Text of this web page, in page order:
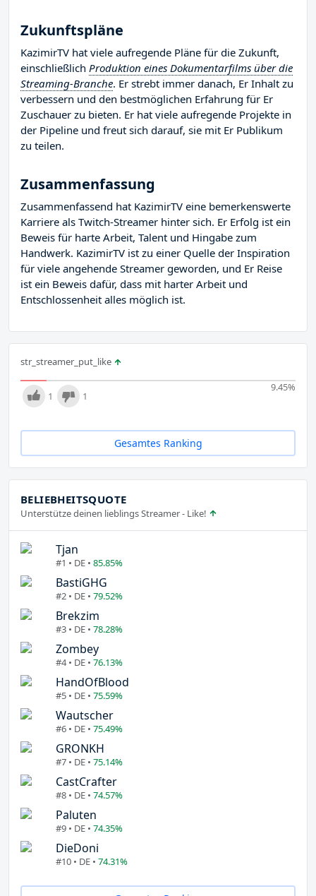
Zukunftspläne
KazimirTV hat viele aufregende Pläne für die Zukunft,
einschließlich Produktion eines Dokumentarfilms über die
Streaming-Branche. Er strebt immer danach, Er Inhalt zu
verbessern und den bestmöglichen Erfahrung für Er
Zuschauer zu bieten. Er hat viele aufregende Projekte in
der Pipeline und freut sich darauf, sie mit Er Publikum
zu teilen.
Zusammenfassung
Zusammenfassend hat KazimirTV eine bemerkenswerte
Karriere als Twitch-Streamer hinter sich. Er Erfolg ist ein
Beweis für harte Arbeit, Talent und Hingabe zum
Handwerk. KazimirTV ist zu einer Quelle der Inspiration
für viele angehende Streamer geworden, und Er Reise
ist ein Beweis dafür, dass mit harter Arbeit und
Entschlossenheit alles möglich ist.
str_streamer_put_like
9.45%
1 1
Gesamtes Ranking
BELIEBHEITSQUOTE
Unterstütze deinen lieblings Streamer - Like!
Tjan
#1 • DE • 85.85%
BastiGHG
#2 • DE • 79.52%
Brekzim
#3 • DE • 78.28%
Zombey
#4 • DE • 76.13%
HandOfBlood
#5 • DE • 75.59%
Wautscher
#6 • DE • 75.49%
GRONKH
#7 • DE • 75.14%
CastCrafter
#8 • DE • 74.57%
Paluten
#9 • DE • 74.35%
DieDoni
#10 • DE • 74.31%